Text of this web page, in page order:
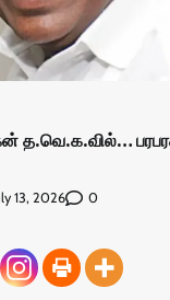
13, 2026 0